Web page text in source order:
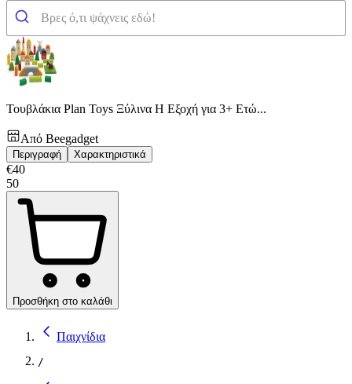
Τουβλάκια Plan Toys Ξύλινα Η Εξοχή για 3+ Ετώ...
Από Beegadget
Περιγραφή Χαρακτηριστικά
€40
50
Προσθήκη στο καλάθι
Παιχνίδια
/